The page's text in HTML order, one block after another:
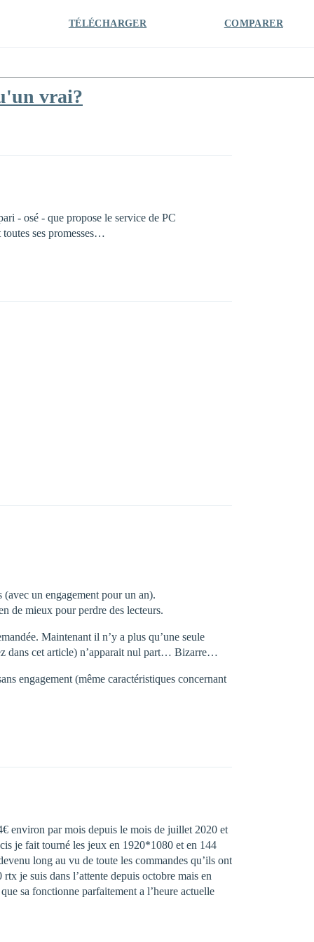
TÉLÉCHARGER COMPARER
vrai?
- osé - que propose le service de PC
toutes ses promesses…
un engagement pour un an).
de mieux pour perdre des lecteurs.
Maintenant il n’y a plus qu’une seule
dans cet article) n’apparait nul part… Bizarre…
engagement (même caractéristiques concernant
environ par mois depuis le mois de juillet 2020 et
je fait tourné les jeux en 1920*1080 et en 144
long au vu de toute les commandes qu’ils ont
je suis dans l’attente depuis octobre mais en
sa fonctionne parfaitement a l’heure actuelle